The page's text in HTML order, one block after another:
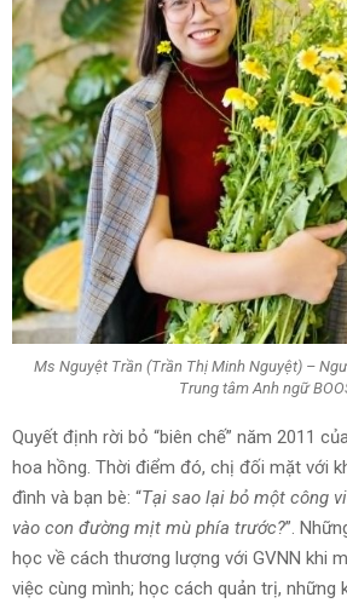
Ms Nguyệt Trần (Trần Thị Minh Nguyệt) –
Trung tâm Anh ngữ
Quyết định rời bỏ “biên chế” năm 2011
hoa hồng. Thời điểm đó, chị đối mặt với
đình và bạn bè: “Tại sao lại bỏ một công
vào con đường mịt mù phía trước?”.
học về cách thương lượng với GVNN khi
việc cùng mình; học cách quản trị, những